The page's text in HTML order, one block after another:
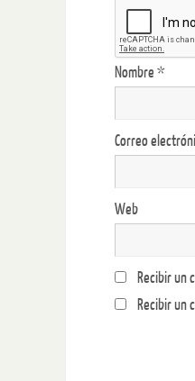
Nombre *
Correo
Web
Recibir un
Recibir un